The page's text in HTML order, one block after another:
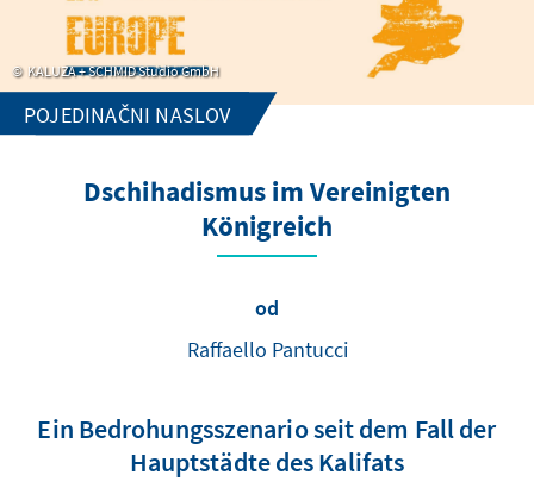
KALUZA + SCHMID Studio GmbH
POJEDINAČNI NASLOV
Dschihadismus im Vereinigten
Königreich
od
Raffaello Pantucci
Ein Bedrohungsszenario seit dem Fall der
Hauptstädte des Kalifats